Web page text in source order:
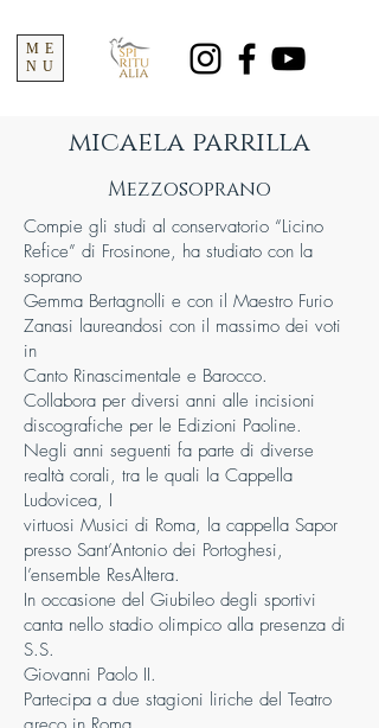
ME
NU
micaela parrilla
Mezzosoprano
Compie gli studi al conservatorio “Licino
Refice” di Frosinone, ha studiato con la
soprano
Gemma Bertagnolli e con il Maestro Furio
Zanasi laureandosi con il massimo dei voti
in
Canto Rinascimentale e Barocco.
Collabora per diversi anni alle incisioni
discografiche per le Edizioni Paoline.
Negli anni seguenti fa parte di diverse
realtà corali, tra le quali la Cappella
Ludovicea, I
virtuosi Musici di Roma, la cappella Sapor
presso Sant’Antonio dei Portoghesi,
l’ensemble ResAltera.
In occasione del Giubileo degli sportivi
canta nello stadio olimpico alla presenza di
S.S.
Giovanni Paolo II.
Partecipa a due stagioni liriche del Teatro